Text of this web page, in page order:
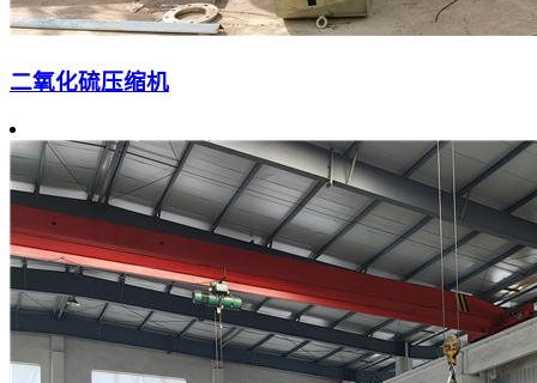
二氧化硫压缩机